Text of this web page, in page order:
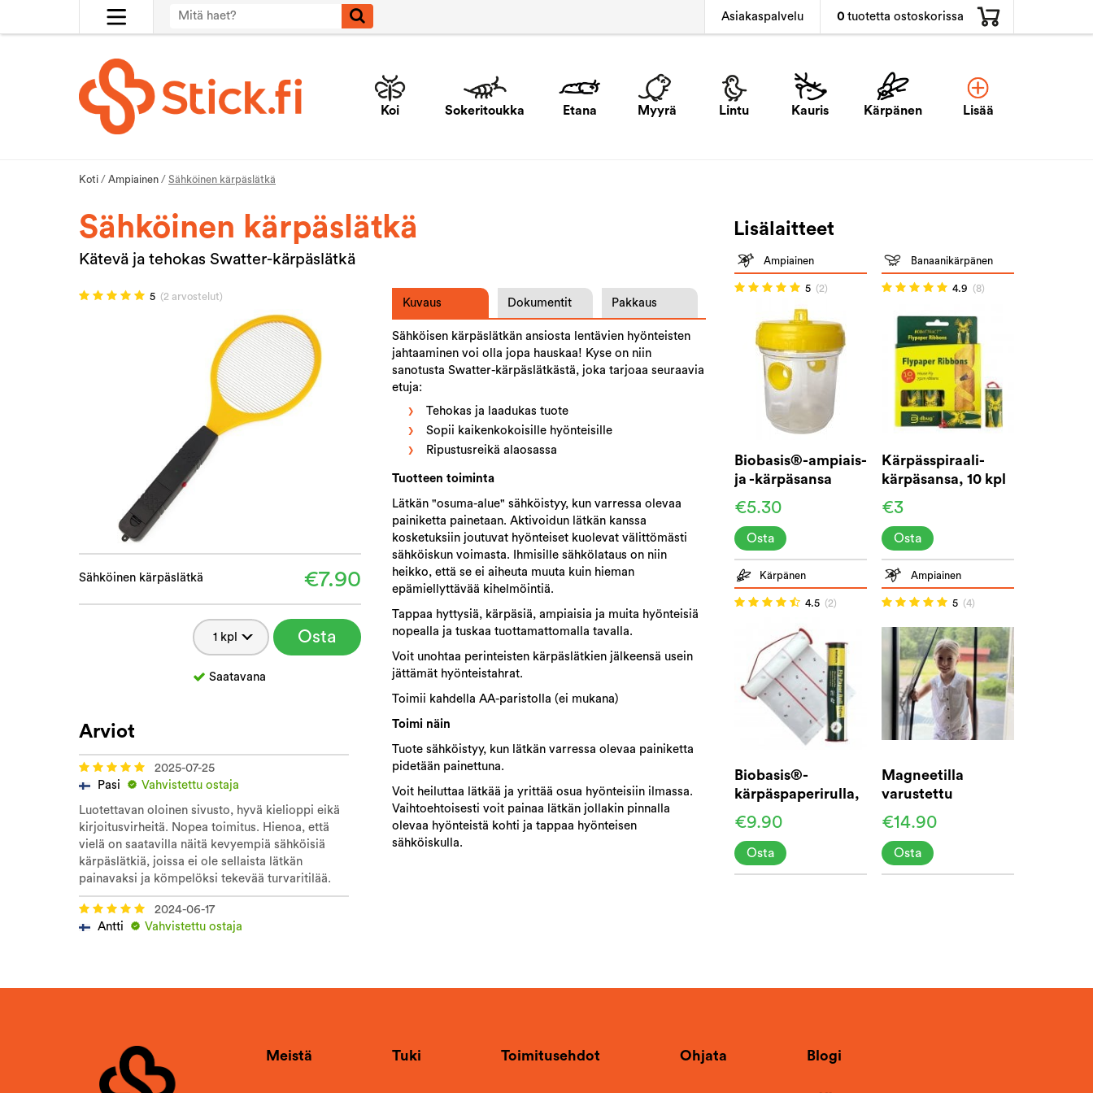
Asiakaspalvelu 0 tuotetta ostoskorissa
Koi Sokeritoukka Etana Myyrä Lintu Kauris Kärpänen Lisää
Koti / Ampiainen / Sähköinen kärpäslätkä
Sähköinen kärpäslätkä
Kätevä ja tehokas Swatter-kärpäslätkä
5 (2 arvostelut)
Sähköinen kärpäslätkä €7.90
Osta
Saatavana
Kuvaus Dokumentit Pakkaus
Sähköisen kärpäslätkän ansiosta lentävien hyönteisten
jahtaaminen voi olla jopa hauskaa! Kyse on niin
sanotusta Swatter-kärpäslätkästä, joka tarjoaa seuraavia
etuja:
Tehokas ja laadukas tuote
Sopii kaikenkokoisille hyönteisille
Ripustusreikä alaosassa
Tuotteen toiminta
Lätkän "osuma-alue" sähköistyy, kun varressa olevaa
painiketta painetaan. Aktivoidun lätkän kanssa
kosketuksiin joutuvat hyönteiset kuolevat välittömästi
sähköiskun voimasta. Ihmisille sähkölataus on niin
heikko, että se ei aiheuta muuta kuin hieman
epämiellyttävää kihelmöintiä.
Tappaa hyttysiä, kärpäsiä, ampiaisia ja muita hyönteisiä
nopealla ja tuskaa tuottamattomalla tavalla.
Voit unohtaa perinteisten kärpäslätkien jälkeensä usein
jättämät hyönteistahrat.
Toimii kahdella AA-paristolla (ei mukana)
Toimi näin
Tuote sähköistyy, kun lätkän varressa olevaa painiketta
pidetään painettuna.
Voit heiluttaa lätkää ja yrittää osua hyönteisiin ilmassa.
Vaihtoehtoisesti voit painaa lätkän jollakin pinnalla
olevaa hyönteistä kohti ja tappaa hyönteisen
sähköiskulla.
Arviot
2025-07-25
Pasi
Vahvistettu ostaja
Luotettavan oloinen sivusto, hyvä kielioppi eikä
kirjoitusvirheitä. Nopea toimitus. Hienoa, että
vielä on saatavilla näitä kevyempiä sähköisiä
kärpäslätkiä, joissa ei ole sellaista lätkän
painavaksi ja kömpelöksi tekevää turvaritilää.
2024-06-17
Antti
Vahvistettu ostaja
Lisälaitteet
Ampiainen
5 (2)
Biobasis®-ampiais-
ja -kärpäsansa
€5.30
Osta
Banaanikärpänen
4.9 (8)
Kärpässpiraali-
kärpäsansa, 10 kpl
pakkaus
€3
Osta
Kärpänen
4.5 (2)
Biobasis®-
kärpäspaperirulla,
10 m
€9.90
Osta
Ampiainen
5 (4)
Magneetilla
varustettu
hyttysverkko
oveen 210 cm
€14.90
Osta
Meistä Tuki Toimitusehdot Ohjata Blogi